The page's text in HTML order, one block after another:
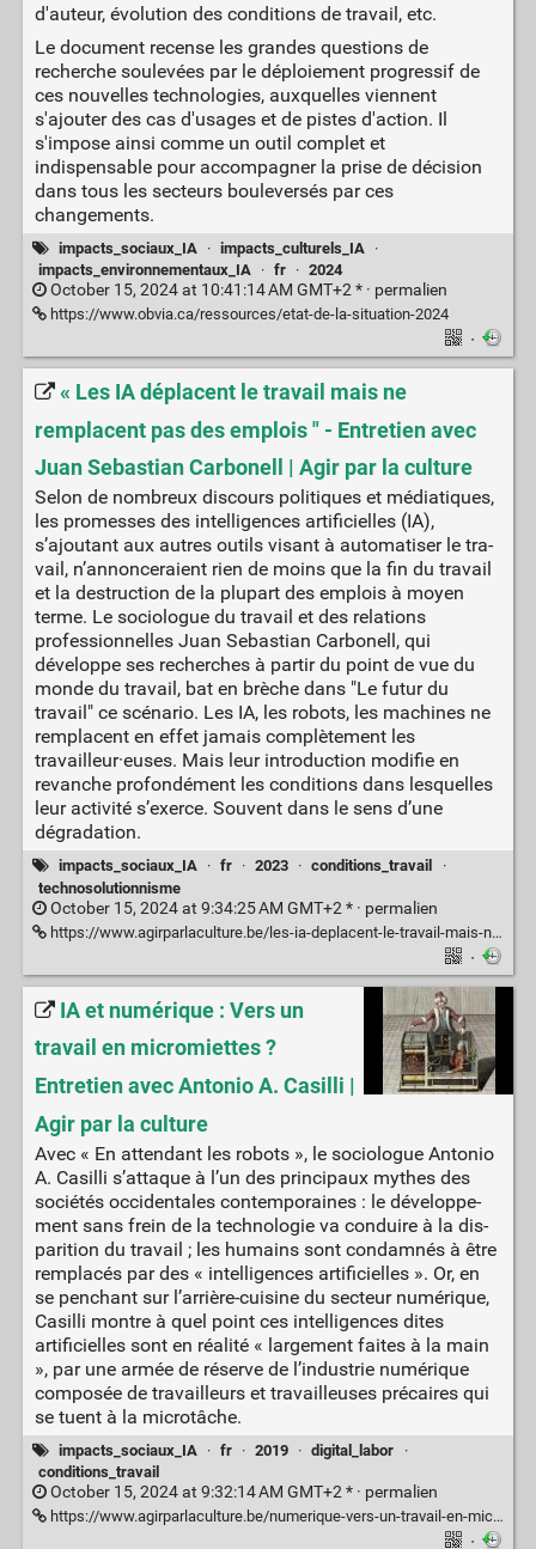
d'auteur, évolution des conditions de travail, etc.
Le document recense les grandes questions de
recherche soulevées par le déploiement progressif de
ces nouvelles technologies, auxquelles viennent
s'ajouter des cas d'usages et de pistes d'action. Il
s'impose ainsi comme un outil complet et
indispensable pour accompagner la prise de décision
dans tous les secteurs bouleversés par ces
changements.
impacts_sociaux_IA · impacts_culturels_IA
·
impacts_environnementaux_IA
· fr · 2024
October 15, 2024 at 10:41:14 AM GMT+2 * · permalien
https://www.obvia.ca/ressources/etat-de-la-situation-2024
·
« Les IA déplacent le travail mais ne
remplacent pas des emplois " - Entretien avec
Juan Sebastian Carbonell | Agir par la culture
Selon de nom­breux dis­cours poli­tiques et média­tiques,
les pro­messes des intel­li­gences arti­fi­cielles (IA),
s’ajoutant aux autres outils visant à auto­ma­ti­ser le tra­
vail, n’annonceraient rien de moins que la fin du tra­vail
et la des­truc­tion de la plu­part des emplois à moyen
terme. Le sociologue du travail et des relations
professionnelles Juan Sebastian Carbonell, qui
développe ses recherches à partir du point de vue du
monde du travail, bat en brèche dans "Le futur du
travail" ce scénario. Les IA, les robots, les machines ne
remplacent en effet jamais complètement les
travailleur·euses. Mais leur introduction modifie en
revanche profondément les conditions dans lesquelles
leur activité s’exerce. Souvent dans le sens d’une
dégradation.
impacts_sociaux_IA · fr · 2023 · conditions_travail
·
technosolutionnisme
October 15, 2024 at 9:34:25 AM GMT+2 * · permalien
https://www.agirparlaculture.be/les-ia-deplacent-le-travail-mais-ne-remplacent-pas-des-emplois/ | Agir par la culture
·
IA et numérique : Vers un
travail en micromiettes ?
Entretien avec Antonio A. Casilli |
Agir par la culture
Avec « En atten­dant les robots », le socio­logue Anto­nio
A. Casilli s’attaque à l’un des prin­ci­paux mythes des
socié­tés occi­den­tales contem­po­raines : le déve­lop­pe­
ment sans frein de la tech­no­lo­gie va conduire à la dis­
pa­ri­tion du tra­vail ; les humains sont condam­nés à être
rem­pla­cés par des « intel­li­gences arti­fi­cielles ». Or, en
se penchant sur l’arrière-cuisine du secteur numérique,
Casilli montre à quel point ces intelligences dites
artificielles sont en réalité « largement faites à la main
», par une armée de réserve de l’industrie numérique
composée de travailleurs et travailleuses précaires qui
se tuent à la microtâche.
impacts_sociaux_IA · fr · 2019 · digital_labor
·
conditions_travail
October 15, 2024 at 9:32:14 AM GMT+2 * · permalien
https://www.agirparlaculture.be/numerique-vers-un-travail-en-micromiettes/
·